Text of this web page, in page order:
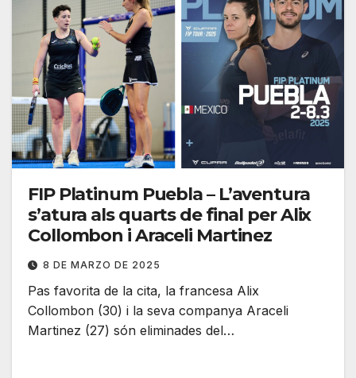
FIP Platinum Puebla – L’aventura
s’atura als quarts de final per Alix
Collombon i Araceli Martinez
8 DE MARZO DE 2025
Pas favorita de la cita, la francesa Alix
Collombon (30) i la seva companya Araceli
Martinez (27) són eliminades del…